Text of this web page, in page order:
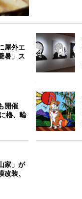
屋外エ
暑」ス
開催
櫓、輪
家」が
装、